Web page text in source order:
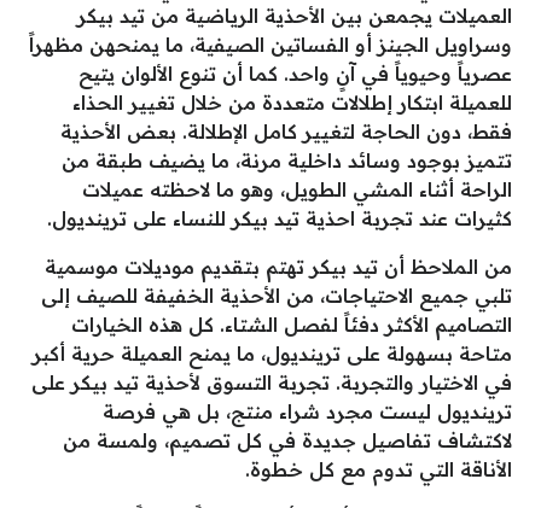
العميلات يجمعن بين الأحذية الرياضية من تيد بيكر
وسراويل الجينز أو الفساتين الصيفية، ما يمنحهن مظهراً
عصرياً وحيوياً في آنٍ واحد. كما أن تنوع الألوان يتيح
للعميلة ابتكار إطلالات متعددة من خلال تغيير الحذاء
فقط، دون الحاجة لتغيير كامل الإطلالة. بعض الأحذية
تتميز بوجود وسائد داخلية مرنة، ما يضيف طبقة من
الراحة أثناء المشي الطويل، وهو ما لاحظته عميلات
كثيرات عند تجربة احذية تيد بيكر للنساء على ترينديول.
من الملاحظ أن تيد بيكر تهتم بتقديم موديلات موسمية
تلبي جميع الاحتياجات، من الأحذية الخفيفة للصيف إلى
التصاميم الأكثر دفئاً لفصل الشتاء. كل هذه الخيارات
متاحة بسهولة على ترينديول، ما يمنح العميلة حرية أكبر
في الاختيار والتجربة. تجربة التسوق لأحذية تيد بيكر على
ترينديول ليست مجرد شراء منتج، بل هي فرصة
لاكتشاف تفاصيل جديدة في كل تصميم، ولمسة من
الأناقة التي تدوم مع كل خطوة.